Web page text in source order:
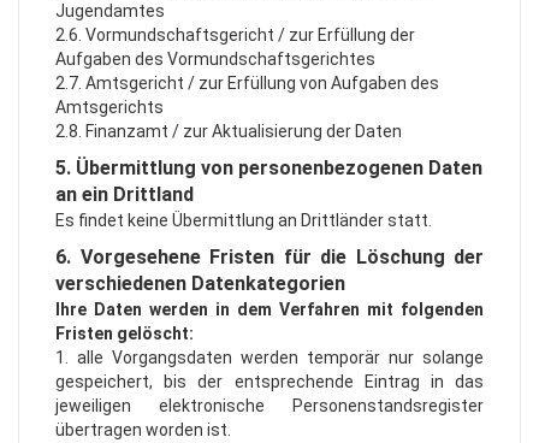
Jugendamtes
2.6. Vormundschaftsgericht / zur Erfüllung der
Aufgaben des Vormundschaftsgerichtes
2.7. Amtsgericht / zur Erfüllung von Aufgaben des
Amtsgerichts
2.8. Finanzamt / zur Aktualisierung der Daten
5. Übermittlung von personenbezogenen Daten
an ein Drittland
Es findet keine Übermittlung an Drittländer statt.
6. Vorgesehene Fristen für die Löschung der
verschiedenen Datenkategorien
Ihre Daten werden in dem Verfahren mit folgenden
Fristen gelöscht:
1. alle Vorgangsdaten werden temporär nur solange
gespeichert, bis der entsprechende Eintrag in das
jeweiligen elektronische Personenstandsregister
übertragen worden ist.